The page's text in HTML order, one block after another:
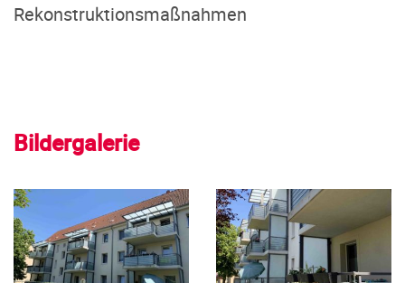
Rekonstruktionsmaßnahmen
Bildergalerie